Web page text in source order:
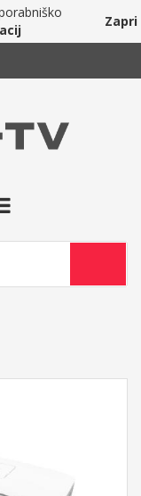
Zapri